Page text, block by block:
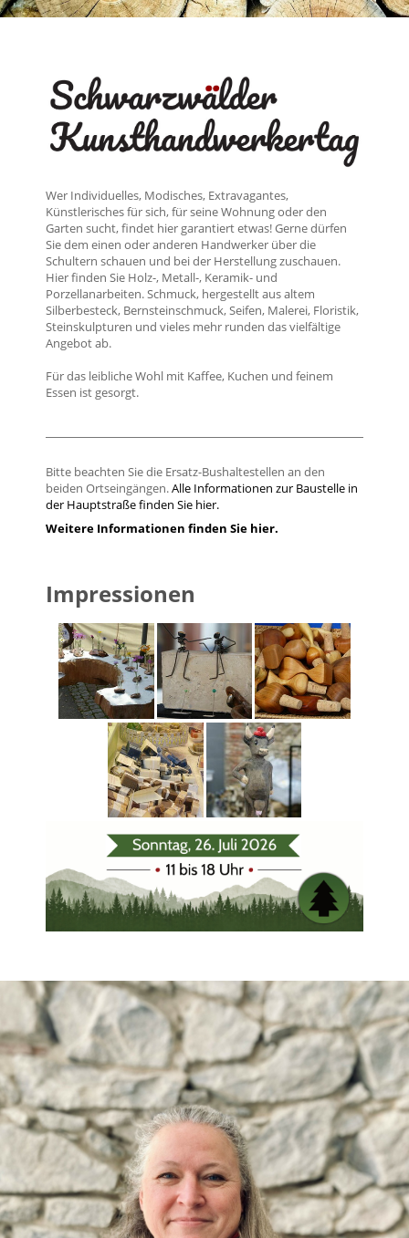
Wer Individuelles, Modisches, Extravagantes,
Künstlerisches für sich, für seine Wohnung oder den
Garten sucht, findet hier garantiert etwas! Gerne dürfen
Sie dem einen oder anderen Handwerker über die
Schultern schauen und bei der Herstellung zuschauen.
Hier finden Sie Holz-, Metall-, Keramik- und
Porzellanarbeiten. Schmuck, hergestellt aus altem
Silberbesteck, Bernsteinschmuck, Seifen, Malerei, Floristik,
Steinskulpturen und vieles mehr runden das vielfältige
Angebot ab.
Für das leibliche Wohl mit Kaffee, Kuchen und feinem
Essen ist gesorgt.
Bitte beachten Sie die Ersatz-Bushaltestellen an den
beiden Ortseingängen.Alle Informationen zur Baustelle in
der Hauptstraße finden Sie hier.
Weitere Informationen finden Sie hier.
Impressionen